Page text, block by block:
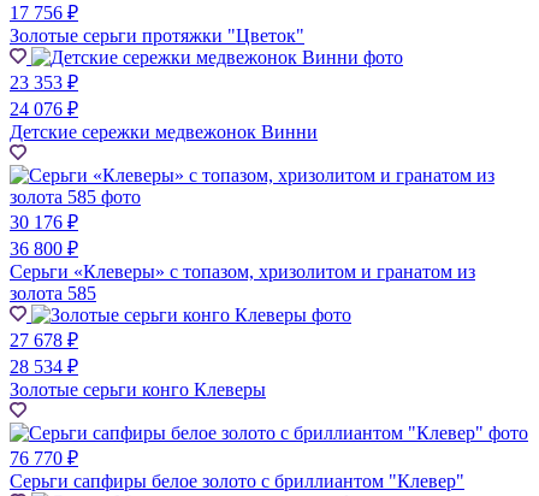
17 756 ₽
Золотые серьги протяжки "Цветок"
23 353 ₽
24 076 ₽
Детские сережки медвежонок Винни
30 176 ₽
36 800 ₽
Серьги «Клеверы» с топазом, хризолитом и гранатом из
золота 585
27 678 ₽
28 534 ₽
Золотые серьги конго Клеверы
76 770 ₽
Серьги сапфиры белое золото с бриллиантом "Клевер"